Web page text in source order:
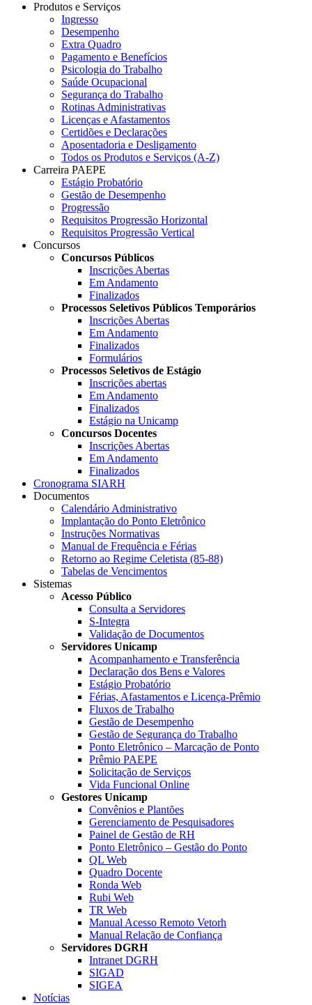
Produtos e Serviços
Ingresso
Desempenho
Extra Quadro
Pagamento e Benefícios
Psicologia do Trabalho
Saúde Ocupacional
Segurança do Trabalho
Rotinas Administrativas
Licenças e Afastamentos
Certidões e Declarações
Aposentadoria e Desligamento
Todos os Produtos e Serviços (A-Z)
Carreira PAEPE
Estágio Probatório
Gestão de Desempenho
Progressão
Requisitos Progressão Horizontal
Requisitos Progressão Vertical
Concursos
Concursos Públicos
Inscrições Abertas
Em Andamento
Finalizados
Processos Seletivos Públicos Temporários
Inscrições Abertas
Em Andamento
Finalizados
Formulários
Processos Seletivos de Estágio
Inscrições abertas
Em Andamento
Finalizados
Estágio na Unicamp
Concursos Docentes
Inscrições Abertas
Em Andamento
Finalizados
Cronograma SIARH
Documentos
Calendário Administrativo
Implantação do Ponto Eletrônico
Instruções Normativas
Manual de Frequência e Férias
Retorno ao Regime Celetista (85-88)
Tabelas de Vencimentos
Sistemas
Acesso Público
Consulta a Servidores
S-Integra
Validação de Documentos
Servidores Unicamp
Acompanhamento e Transferência
Declaração dos Bens e Valores
Estágio Probatório
Férias, Afastamentos e Licença-Prêmio
Fluxos de Trabalho
Gestão de Desempenho
Gestão de Segurança do Trabalho
Ponto Eletrônico – Marcação de Ponto
Prêmio PAEPE
Solicitação de Serviços
Vida Funcional Online
Gestores Unicamp
Convênios e Plantões
Gerenciamento de Pesquisadores
Painel de Gestão de RH
Ponto Eletrônico – Gestão do Ponto
QL Web
Quadro Docente
Ronda Web
Rubi Web
TR Web
Manual Acesso Remoto Vetorh
Manual Relação de Confiança
Servidores DGRH
Intranet DGRH
SIGAD
SIGEA
Notícias